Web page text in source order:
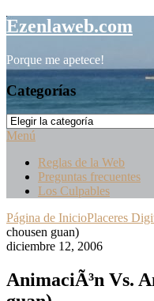
Saltar
al
Ezenlaweb.com
Porque me apetece!
Categorías
Categorías
Menú
Reglas de la Web
Preguntas frecuentes
Los Culpables
Página de InicioPlaceres
chousen guan)
diciembre 12, 2006
AnimaciÃ³n Vs.